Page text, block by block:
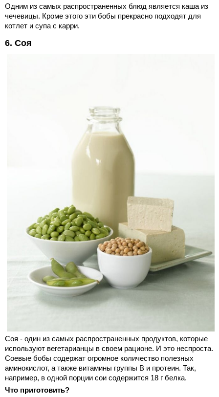
Одним из самых распространенных блюд является каша из
чечевицы. Кроме этого эти бобы прекрасно подходят для
котлет и супа с карри.
6. Соя
Соя - один из самых распространенных продуктов, которые
используют вегетарианцы в своем рационе. И это неспроста.
Соевые бобы содержат огромное количество полезных
аминокислот, а также витамины группы B и протеин. Так,
например, в одной порции сои содержится 18 г белка.
Что приготовить?